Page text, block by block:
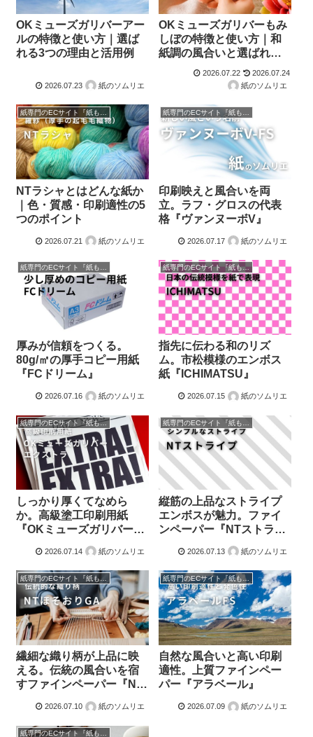
OKミューズガリバーアー
ルの特徴と使い方｜選ば
れる3つの理由と活用例
2026.07.23 紙のソムリエ
OKミューズガリバーもみ
しぼの特徴と使い方｜和
紙調の風合いと選ばれる3
つの理由
2026.07.22
2026.07.24
紙のソムリエ
NTラシャとはどんな紙か
｜色・質感・印刷適性の5
つのポイント
2026.07.21 紙のソムリエ
印刷映えと風合いを両
立。ラフ・グロスの代表
格『ヴァンヌーボV』
2026.07.17 紙のソムリエ
紙専門のECサイト『紙もっと！』の商品紹介！
厚みが信頼をつくる。
80g/㎡の厚手コピー用紙
『FCドリーム』
2026.07.16 紙のソムリエ
紙専門のECサイト『紙もっと！』の商品紹介！
指先に伝わる和のリズ
ム。市松模様のエンボス
紙『ICHIMATSU』
2026.07.15 紙のソムリエ
紙専門のECサイト『紙もっと！』の商品紹介！
しっかり厚くてなめら
か。高級塗工印刷用紙
『OKミューズガリバーエ
2026.07.14 紙のソムリエ
縦筋の上品なストライプ
エンボスが魅力。ファイ
ンペーパー『NTストライ
2026.07.13 紙のソムリエ
紙専門のECサイト『紙もっと！』の商品紹介！
繊細な織り柄が上品に映
える。伝統の風合いを宿
すファインペーパー『NT
2026.07.10 紙のソムリエ
紙専門のECサイト『紙もっと！』の商品紹介！
自然な風合いと高い印刷
適性。上質ファインペー
パー『アラベール』
2026.07.09 紙のソムリエ